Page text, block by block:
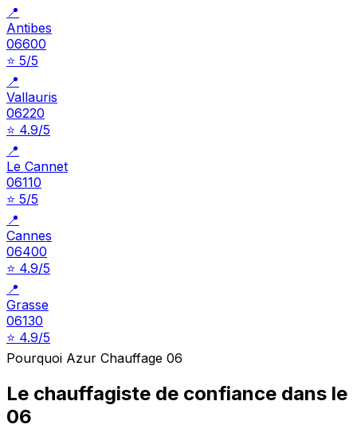
📍
Antibes
06600
⭐ 5/5
📍
Vallauris
06220
⭐ 4.9/5
📍
Le Cannet
06110
⭐ 5/5
📍
Cannes
06400
⭐ 4.9/5
📍
Grasse
06130
⭐ 4.9/5
Pourquoi Azur Chauffage 06
Le chauffagiste de confiance dans le
06